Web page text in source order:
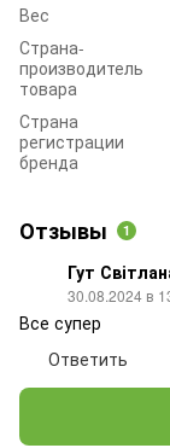
Вес
Страна-
производитель
товара
Страна
регистрации
бренда
Отзывы 1
Гут
30.08.2024 в
Все супер
Ответить